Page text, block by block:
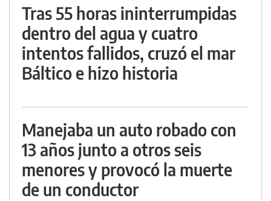
Tras 55 horas ininterrumpidas
dentro del agua y cuatro
intentos fallidos, cruzó el mar
Báltico e hizo historia
Manejaba un auto robado con
13 años junto a otros seis
menores y provocó la muerte
de un conductor